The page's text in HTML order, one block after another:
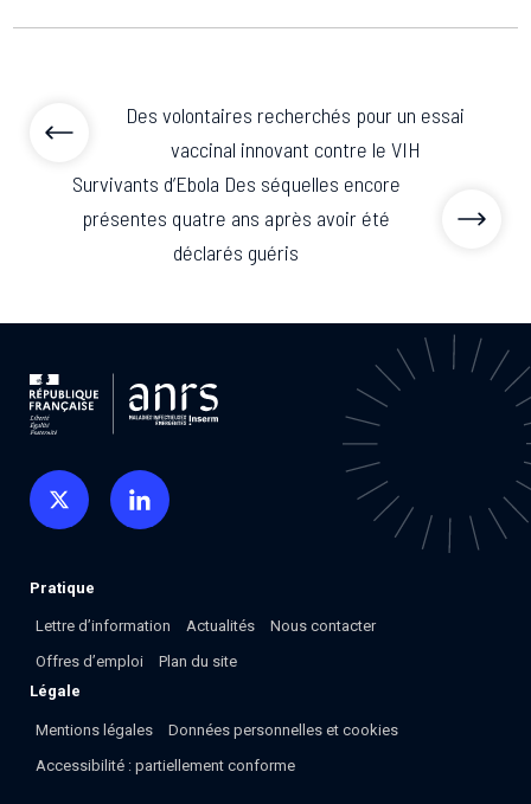
Des volontaires recherchés pour un essai
vaccinal innovant contre le VIH
Survivants d’Ebola Des séquelles encore
présentes quatre ans après avoir été
déclarés guéris
Pratique
Lettre d’information Actualités
Nous contacter
Offres d’emploi
Plan du site
Légale
Mentions légales
Données personnelles et cookies
Accessibilité : partiellement conforme